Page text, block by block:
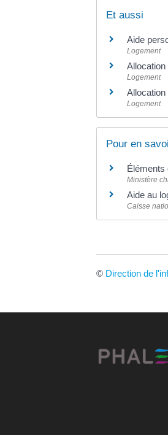
Et aussi
Aide
Logement
Allocation
Logement
Logement
Pour en
Éléments
Ministère
Aide au
Caisse
© Direction de